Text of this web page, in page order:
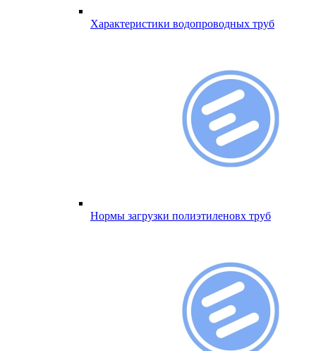
Характеристики водопроводных труб
Нормы загрузки полиэтиленовх труб